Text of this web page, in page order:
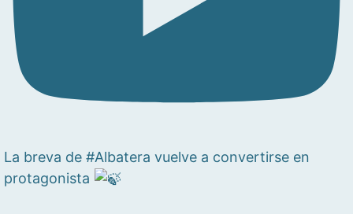
La breva de #Albatera vuelve a convertirse en
protagonista